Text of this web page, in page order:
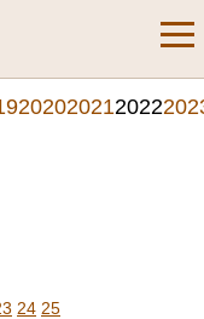
202020212022
24 25